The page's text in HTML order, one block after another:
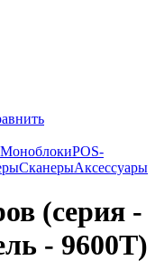
МоноблокиPOS-
СканерыАксессуары
(серия -
- 9600T)